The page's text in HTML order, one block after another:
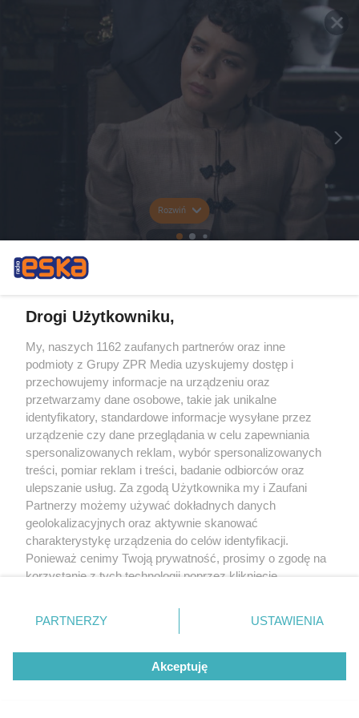
Rozwiń
Drogi Użytkowniku,
My, naszych 1162 zaufanych partnerów oraz inne
podmioty z Grupy ZPR Media uzyskujemy dostęp i
przechowujemy informacje na urządzeniu oraz
przetwarzamy dane osobowe, takie jak unikalne
identyfikatory, standardowe informacje wysyłane przez
urządzenie czy dane przeglądania w celu zapewniania
spersonalizowanych reklam, wybór spersonalizowanych
treści, pomiar reklam i treści, badanie odbiorców oraz
ulepszanie usług. Za zgodą Użytkownika my i Zaufani
Partnerzy możemy używać dokładnych danych
geolokalizacyjnych oraz aktywnie skanować
charakterystykę urządzenia do celów identyfikacji.
Ponieważ cenimy Twoją prywatność, prosimy o zgodę na
korzystanie z tych technologii poprzez kliknięcie
zmienić/wycofać klikając przycisk ustawień prywatności
znajdujący się w lewym dolnym rogu strony
rodzaje przetwarzania danych nie wymagają zgody
użytkownika, ale masz prawo sprzeciwić się takiemu
przetwarzaniu. Preferencje będą miały zastosowanie tylko
PARTNERZY USTAWIENIA
Akceptuję